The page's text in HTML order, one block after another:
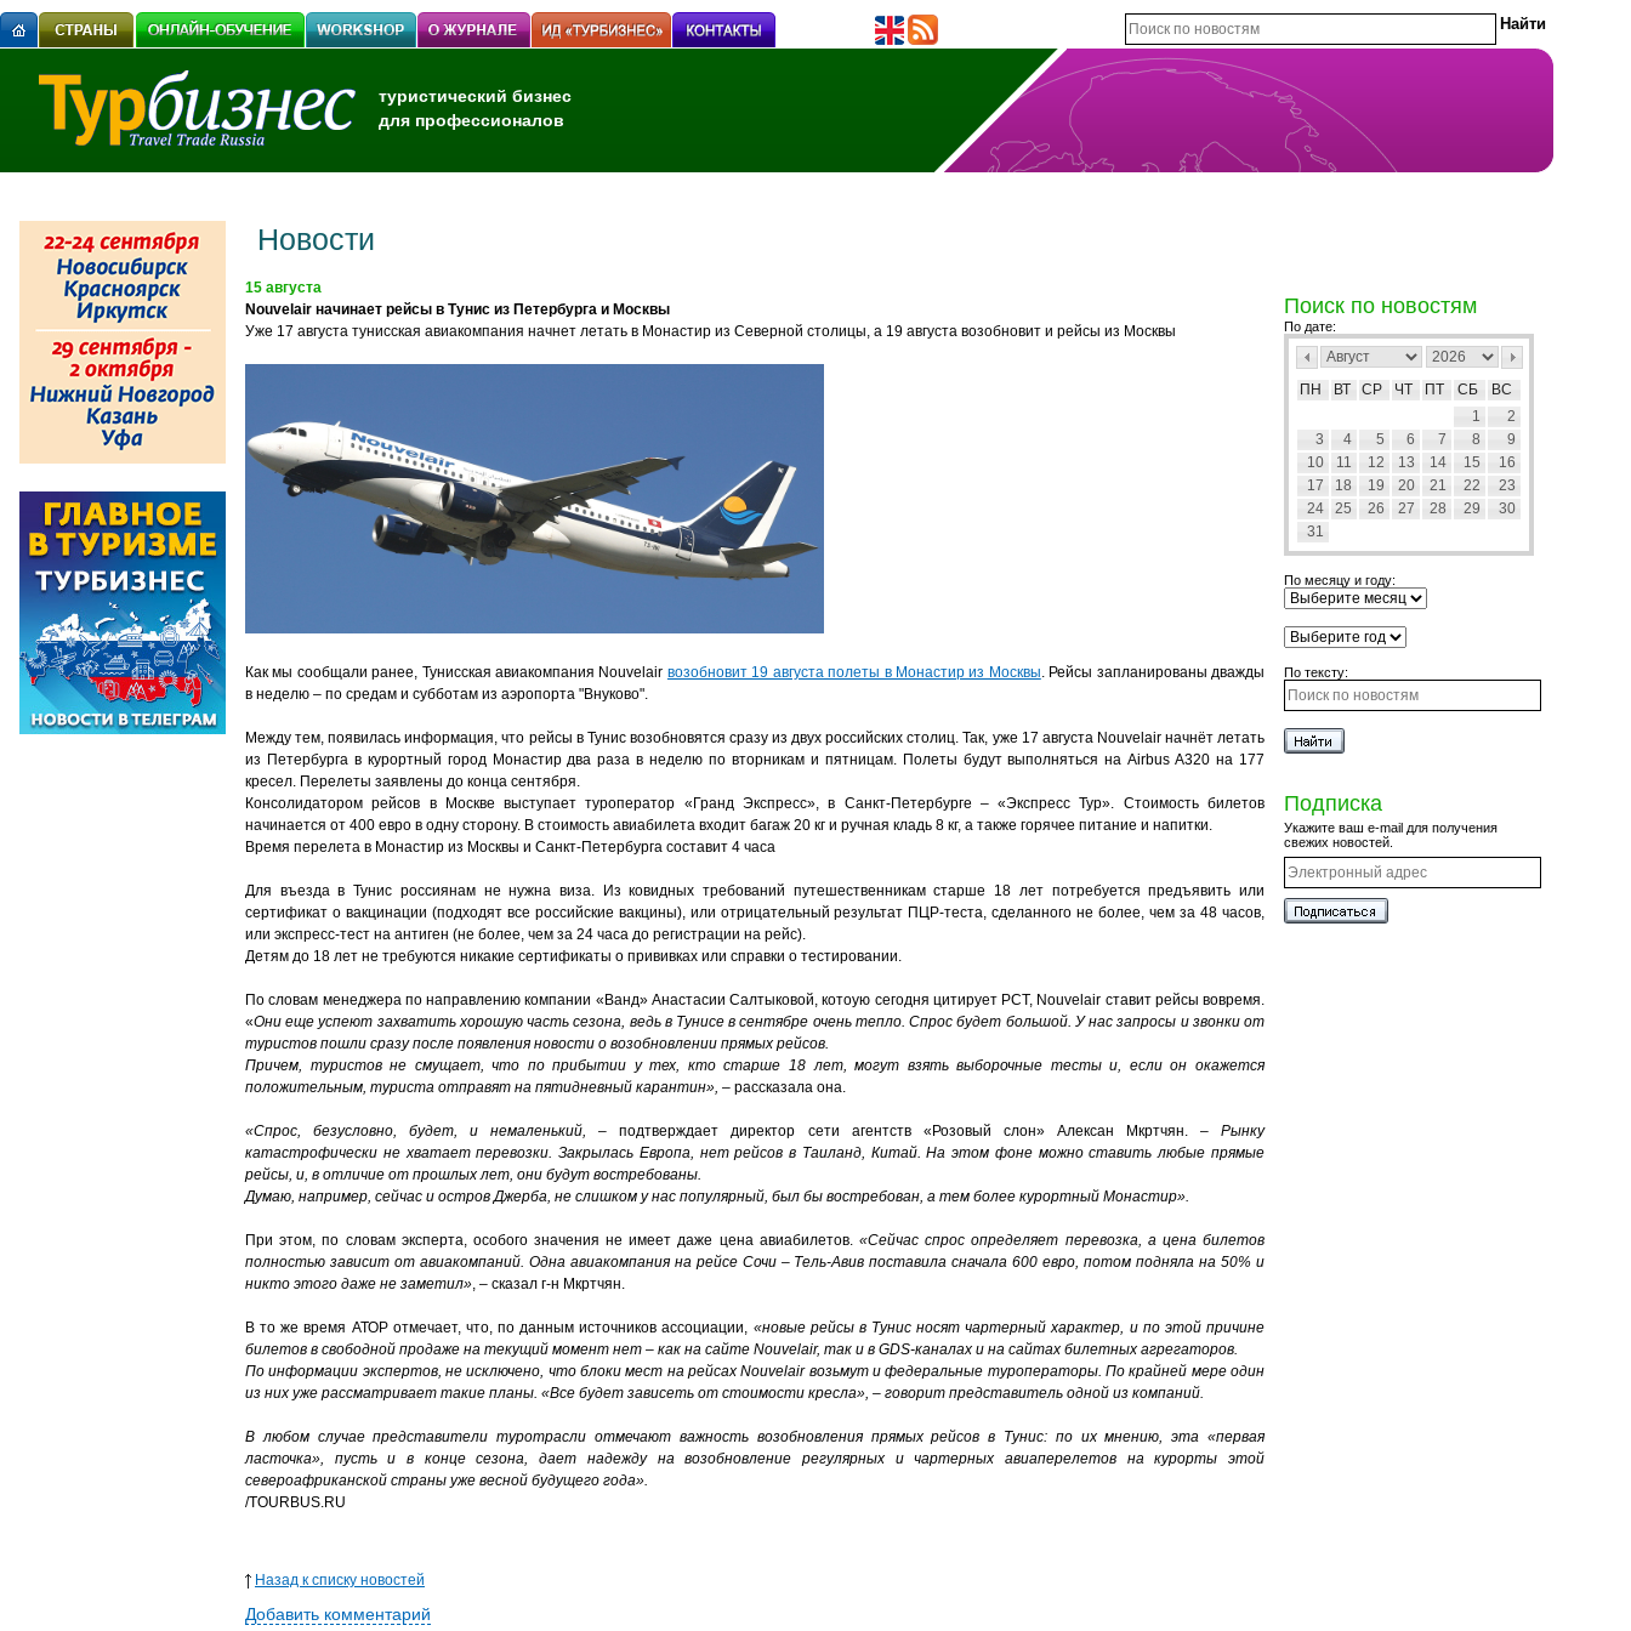
туристический бизнес
для профессионалов
Новости
15 августа
Nouvelair начинает рейсы в Тунис из Петербурга и Москвы
Уже 17 августа тунисская авиакомпания начнет летать в Монастир из Северной столицы, а 19 августа возобновит и рейсы из Москвы
Как мы сообщали ранее, Тунисская авиакомпания Nouvelair возобновит 19 августа полеты в Монастир из Москвы. Рейсы запланированы дважды
в неделю – по средам и субботам из аэропорта "Внуково".
Между тем, появилась информация, что рейсы в Тунис возобновятся сразу из двух российских столиц. Так, уже 17 августа Nouvelair начнёт летать
из Петербурга в курортный город Монастир два раза в неделю по вторникам и пятницам. Полеты будут выполняться на Airbus A320 на 177
кресел. Перелеты заявлены до конца сентября.
Консолидатором рейсов в Москве выступает туроператор «Гранд Экспресс», в Санкт-Петербурге – «Экспресс Тур». Стоимость билетов
начинается от 400 евро в одну сторону. В стоимость авиабилета входит багаж 20 кг и ручная кладь 8 кг, а также горячее питание и напитки.
Время перелета в Монастир из Москвы и Санкт-Петербурга составит 4 часа
Для въезда в Тунис россиянам не нужна виза. Из ковидных требований путешественникам старше 18 лет потребуется предъявить или
сертификат о вакцинации (подходят все российские вакцины), или отрицательный результат ПЦР-теста, сделанного не более, чем за 48 часов,
или экспресс-тест на антиген (не более, чем за 24 часа до регистрации на рейс).
Детям до 18 лет не требуются никакие сертификаты о прививках или справки о тестировании.
По словам менеджера по направлению компании «Ванд» Анастасии Салтыковой, котоую сегодня цитирует РСТ, Nouvelair ставит рейсы вовремя.
«Они еще успеют захватить хорошую часть сезона, ведь в Тунисе в сентябре очень тепло. Спрос будет большой. У нас запросы и звонки от
туристов пошли сразу после появления новости о возобновлении прямых рейсов.
Причем, туристов не смущает, что по прибытии у тех, кто старше 18 лет, могут взять выборочные тесты и, если он окажется
положительным, туриста отправят на пятидневный карантин», – рассказала она.
«Спрос, безусловно, будет, и немаленький,– подтверждает директор сети агентств «Розовый слон» Алексан Мкртчян. –Рынку
катастрофически не хватает перевозки. Закрылась Европа, нет рейсов в Таиланд, Китай. На этом фоне можно ставить любые прямые
рейсы, и, в отличие от прошлых лет, они будут востребованы.
Думаю, например, сейчас и остров Джерба, не слишком у нас популярный, был бы востребован, а тем более курортный Монастир».
При этом, по словам эксперта, особого значения не имеет даже цена авиабилетов. «Сейчас спрос определяет перевозка, а цена билетов
полностью зависит от авиакомпаний. Одна авиакомпания на рейсе Сочи – Тель-Авив поставила сначала 600 евро, потом подняла на 50% и
никто этого даже не заметил», – сказал г-н Мкртчян.
В то же время АТОР отмечает, что, по данным источников ассоциации, «новые рейсы в Тунис носят чартерный характер, и по этой причине
билетов в свободной продаже на текущий момент нет – как на сайте Nouvelair, так и в GDS-каналах и на сайтах билетных агрегаторов.
По информации экспертов, не исключено, что блоки мест на рейсах Nouvelair возьмут и федеральные туроператоры. По крайней мере один
из них уже рассматривает такие планы. «Все будет зависеть от стоимости кресла», – говорит представитель одной из компаний.
В любом случае представители туротрасли отмечают важность возобновления прямых рейсов в Тунис: по их мнению, эта «первая
ласточка», пусть и в конце сезона, дает надежду на возобновление регулярных и чартерных авиаперелетов на курорты этой
североафриканской страны уже весной будущего года».
/TOURBUS.RU
Назад к списку новостей
Добавить комментарий
Поиск по новостям
По дате:
ПН ВТ СР ЧТ ПТ СБ
ВС
1
2
3
4 5 6 7 8
9
10
11 12 13 14 15
16
17
18 19 20 21 22
23
24
25 26 27 28 29
30
31
По месяцу и году:
По тексту:
Подписка
Укажите ваш e-mail для получения
свежих новостей.